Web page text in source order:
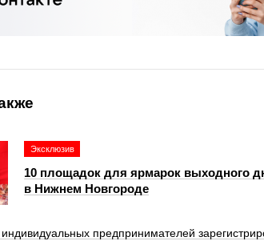
Эксклюзив
10 площадок для ярмарок выходного
в Нижнем Новгороде
предпринимателей